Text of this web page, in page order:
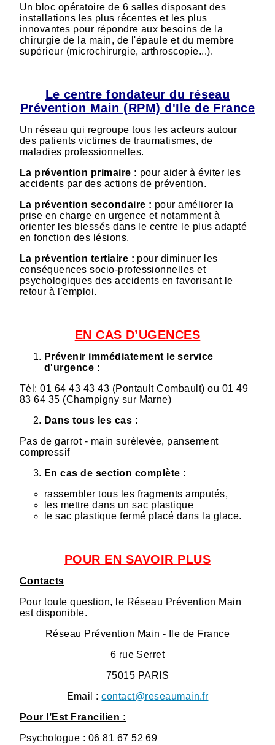
Un bloc opératoire de 6 salles disposant des
installations les plus récentes et les plus
innovantes pour répondre aux besoins de la
chirurgie de la main, de l'épaule et du membre
supérieur (microchirurgie, arthroscopie...).
Le centre fondateur du réseau
Prévention Main (RPM) d'Ile de France
Un réseau qui regroupe tous les acteurs autour
des patients victimes de traumatismes, de
maladies professionnelles.
La prévention primaire : pour aider à éviter les
accidents par des actions de prévention.
La prévention secondaire : pour améliorer la
prise en charge en urgence et notamment à
orienter les blessés dans le centre le plus adapté
en fonction des lésions.
La prévention tertiaire : pour diminuer les
conséquences socio-professionnelles et
psychologiques des accidents en favorisant le
retour à l'emploi.
EN CAS D’UGENCES
Prévenir immédiatement le service
d'urgence :
Tél: 01 64 43 43 43 (Pontault Combault) ou 01 49
83 64 35 (Champigny sur Marne)
Dans tous les cas :
Pas de garrot - main surélevée, pansement
compressif
En cas de section complète :
rassembler tous les fragments amputés,
les mettre dans un sac plastique
le sac plastique fermé placé dans la glace.
POUR EN SAVOIR PLUS
Contacts
Pour toute question, le Réseau Prévention Main
est disponible.
Réseau Prévention Main - Ile de France
6 rue Serret
75015 PARIS
Email :contact@reseaumain.fr
Pour l’Est Francilien :
Psychologue : 06 81 67 52 69